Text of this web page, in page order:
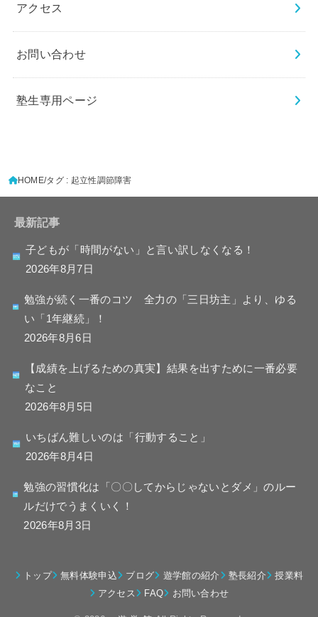
アクセス
お問い合わせ
塾生専用ページ
HOME タグ : 起立性調節障害
最新記事
子どもが「時間がない」と言い訳しなくなる！
2026年8月7日
勉強が続く一番のコツ 全力の「三日坊主」より、ゆる
い「1年継続」！
2026年8月6日
【成績を上げるための真実】結果を出すために一番必要
なこと
2026年8月5日
いちばん難しいのは「行動すること」
2026年8月4日
勉強の習慣化は「〇〇してからじゃないとダメ」のルー
ルだけでうまくいく！
2026年8月3日
トップ 無料体験申込 ブログ 遊学館の紹介 塾長紹介
授業料
アクセス
FAQ お問い合わせ